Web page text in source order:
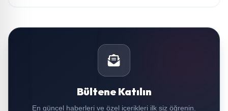
Bültene Katılın
En güncel haberleri ve özel içerikleri ilk siz öğrenin.